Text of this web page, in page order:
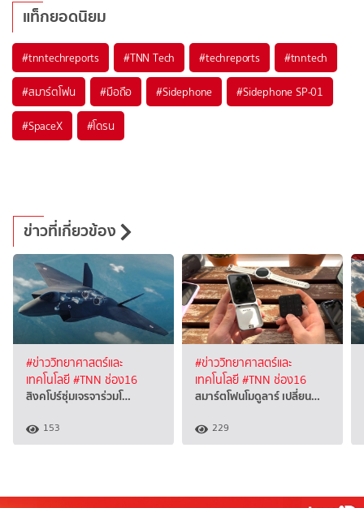
แท็กยอดนิยม
#tnntechreports #TNN Tech #techreports #tnntech
#สมาร์ตโฟน #มือถือ #Sidephone #Sidephone SP-01
#SpaceX #โดรน
ข่าวที่เกี่ยวข้อง
#ข่าววิทยาศาสตร์และ
เทคโนโลยี#TNN ช่อง16
สิงคโปร์ซุ่มเจรจาร่วมโ…
153
#ข่าววิทยาศาสตร์และ
เทคโนโลยี#TNN ช่อง16
สมาร์ตโฟนโมดูลาร์ เปลี่ยน…
229